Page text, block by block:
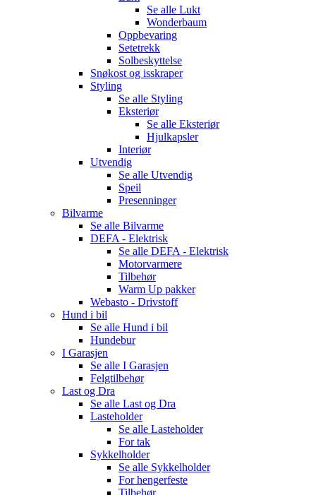
Se alle Lukt
Wonderbaum
Oppbevaring
Setetrekk
Solbeskyttelse
Snøkost og isskraper
Styling
Se alle Styling
Eksteriør
Se alle Eksteriør
Hjulkapsler
Interiør
Utvendig
Se alle Utvendig
Speil
Presenninger
Bilvarme
Se alle Bilvarme
DEFA - Elektrisk
Se alle DEFA - Elektrisk
Motorvarmere
Tilbehør
Warm Up pakker
Webasto - Drivstoff
Hund i bil
Se alle Hund i bil
Hundebur
I Garasjen
Se alle I Garasjen
Felgtilbehør
Last og Dra
Se alle Last og Dra
Lasteholder
Se alle Lasteholder
For tak
Sykkelholder
Se alle Sykkelholder
For hengerfeste
Tilbehør